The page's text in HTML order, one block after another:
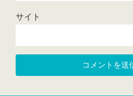
サイト